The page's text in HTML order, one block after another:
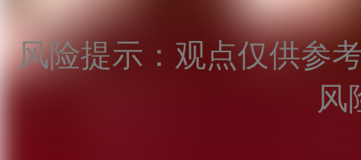
风险提示：观点仅供参
风